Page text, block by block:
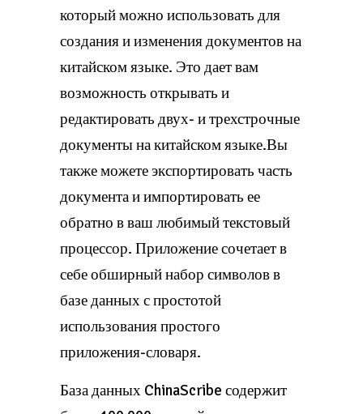
который можно использовать для
создания и изменения документов на
китайском языке. Это дает вам
возможность открывать и
редактировать двух- и трехстрочные
документы на китайском языке.Вы
также можете экспортировать часть
документа и импортировать ее
обратно в ваш любимый текстовый
процессор. Приложение сочетает в
себе обширный набор символов в
базе данных с простотой
использования простого
приложения-словаря.
База данных ChinaScribe содержит